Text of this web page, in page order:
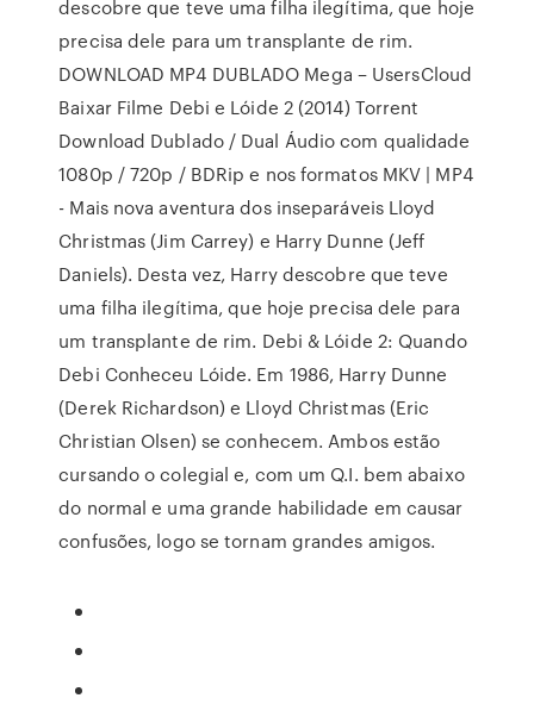
descobre que teve uma filha ilegítima, que hoje
precisa dele para um transplante de rim.
DOWNLOAD MP4 DUBLADO Mega – UsersCloud
Baixar Filme Debi e Lóide 2 (2014) Torrent
Download Dublado / Dual Áudio com qualidade
1080p / 720p / BDRip e nos formatos MKV | MP4
- Mais nova aventura dos inseparáveis Lloyd
Christmas (Jim Carrey) e Harry Dunne (Jeff
Daniels). Desta vez, Harry descobre que teve
uma filha ilegítima, que hoje precisa dele para
um transplante de rim. Debi & Lóide 2: Quando
Debi Conheceu Lóide. Em 1986, Harry Dunne
(Derek Richardson) e Lloyd Christmas (Eric
Christian Olsen) se conhecem. Ambos estão
cursando o colegial e, com um Q.I. bem abaixo
do normal e uma grande habilidade em causar
confusões, logo se tornam grandes amigos.